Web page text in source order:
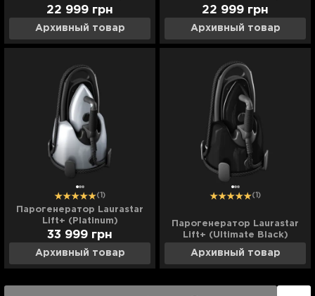
Архивный товар
22 999 грн
Архивный товар
22 999 грн
(1)
Парогенератор Laurastar
Lift+ (Platinum)
Архивный товар
33 999 грн
(1)
Парогенератор Laurastar
Lift+ (Ultimate Black)
Архивный товар